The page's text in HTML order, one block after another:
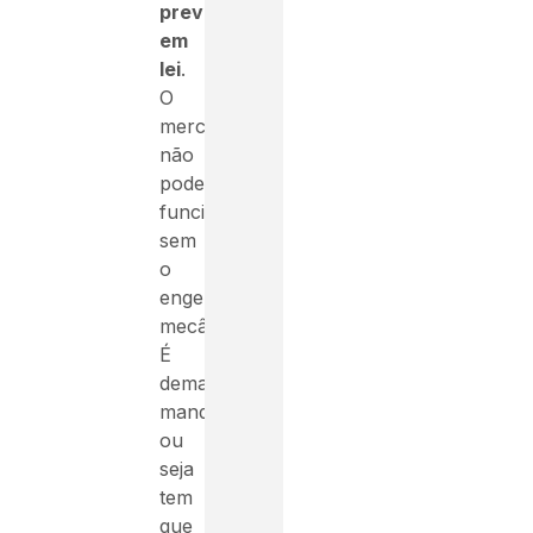
previsto
em
lei.
O
mercado
não
pode
funcionar
sem
o
engenheiro
mecânico.
É
demanda
mandatória,
ou
seja
tem
que